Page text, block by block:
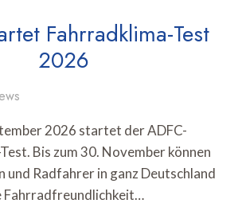
Fahrradklima-Test
2026
2026 startet der ADFC-
Bis zum 30. November können
und Radfahrer in ganz Deutschland
Fahrradfreundlichkeit…